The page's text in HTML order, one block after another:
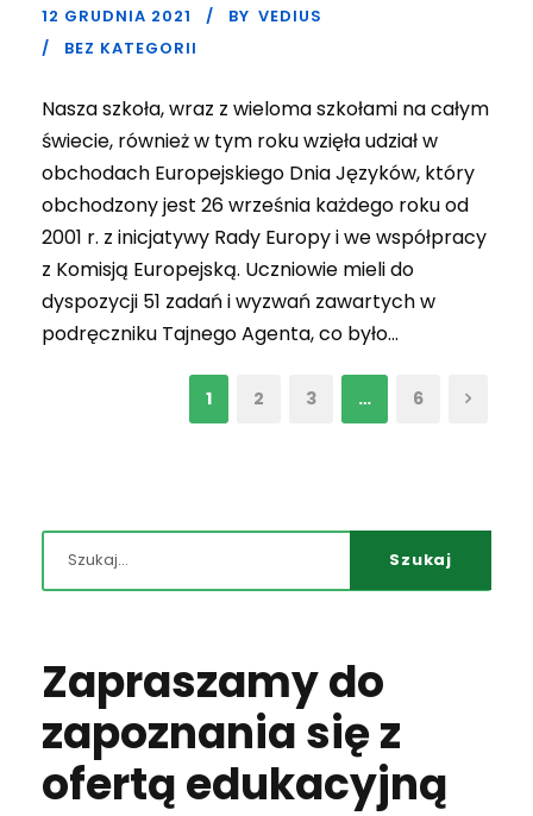
12 GRUDNIA 2021 BY VEDIUS
BEZ KATEGORII
Nasza szkoła, wraz z wieloma szkołami na całym
świecie, również w tym roku wzięła udział w
obchodach Europejskiego Dnia Języków, który
obchodzony jest 26 września każdego roku od
2001 r. z inicjatywy Rady Europy i we współpracy
z Komisją Europejską. Uczniowie mieli do
dyspozycji 51 zadań i wyzwań zawartych w
podręczniku Tajnego Agenta, co było...
1 2 3 … 6
a
:
Zapraszamy do
zapoznania się z
ofertą edukacyjną